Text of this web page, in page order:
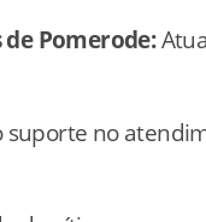
Pomerode:
no